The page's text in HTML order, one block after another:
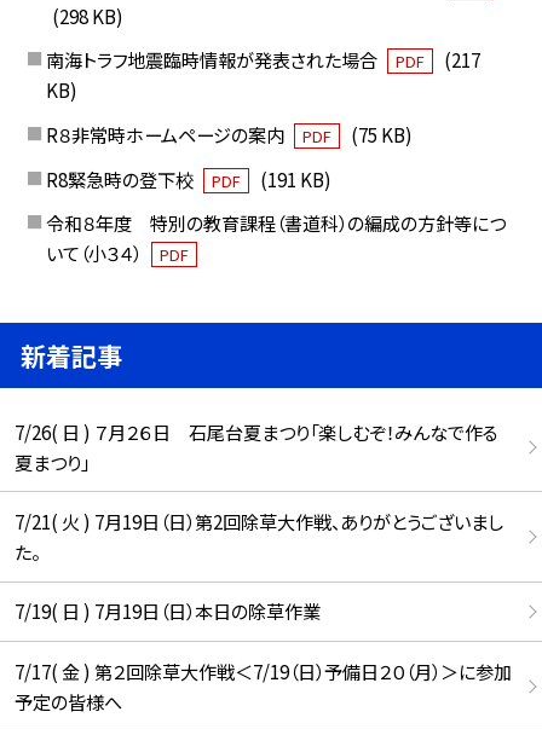
(298 KB)
南海トラフ地震臨時情報が発表された場合
PDF
(217
KB)
R８非常時ホームページの案内
PDF
(75 KB)
R8緊急時の登下校
PDF
(191 KB)
令和８年度 特別の教育課程（書道科）の編成の方針等につ
いて（小３４）
PDF
新着記事
7/26( 日 ) ７月２６日 石尾台夏まつり「楽しむぞ！みんなで作る
夏まつり」
7/21( 火 ) 7月19日（日）第2回除草大作戦、ありがとうございまし
た。
7/19( 日 ) 7月19日（日）本日の除草作業
7/17( 金 ) 第２回除草大作戦＜7/19（日）予備日２０（月）＞に参加
予定の皆様へ